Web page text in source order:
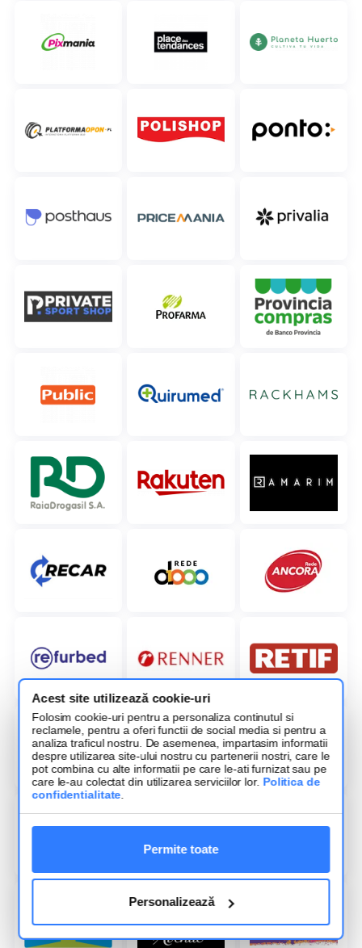
Acest site utilizează cookie-uri
Folosim cookie-uri pentru a personaliza continutul si
reclamele, pentru a oferi functii de social media si pentru a
analiza traficul nostru. De asemenea, impartasim informatii
despre utilizarea site-ului nostru cu partenerii nostri, care le
pot combina cu alte informatii pe care le-ati furnizat sau pe
care le-au colectat din utilizarea serviciilor lor. Politica de
confidentialitate
Permite toate
Personalizează